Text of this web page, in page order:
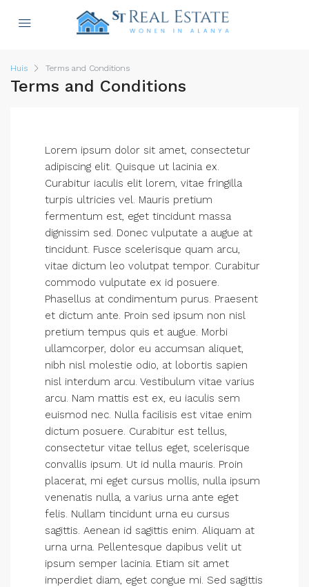
Huis Terms and Conditions
Terms and Conditions
Lorem ipsum dolor sit amet, consectetur
adipiscing elit. Quisque ut lacinia ex.
Curabitur iaculis elit lorem, vitae fringilla
turpis ultricies vel. Mauris pretium
fermentum est, eget tincidunt massa
dignissim sed. Donec vulputate a augue at
tincidunt. Fusce scelerisque quam arcu,
vitae dictum leo volutpat tempor. Curabitur
commodo vulputate ex id posuere.
Phasellus at condimentum purus. Praesent
et dictum ante. Proin sed ipsum non nisl
pretium tempus quis et augue. Morbi
ullamcorper, dolor eu accumsan aliquet,
nibh nisl molestie odio, at lobortis sapien
nisl interdum arcu. Vestibulum vitae varius
arcu. Nam mattis est ex, eu iaculis sem
euismod nec. Nulla facilisis est vitae enim
dictum posuere. Curabitur est tellus,
consectetur vitae tellus eget, scelerisque
convallis ipsum. Ut id nulla mauris. Proin
placerat, mi eget cursus mollis, nulla ipsum
venenatis nulla, a varius urna ante eget
felis. Nullam tincidunt urna eu cursus
sagittis. Aenean id sagittis enim. Aliquam at
urna urna. Pellentesque dapibus velit ut
ipsum semper lacinia. Etiam sit amet
imperdiet diam, eget congue mi. Sed sagittis